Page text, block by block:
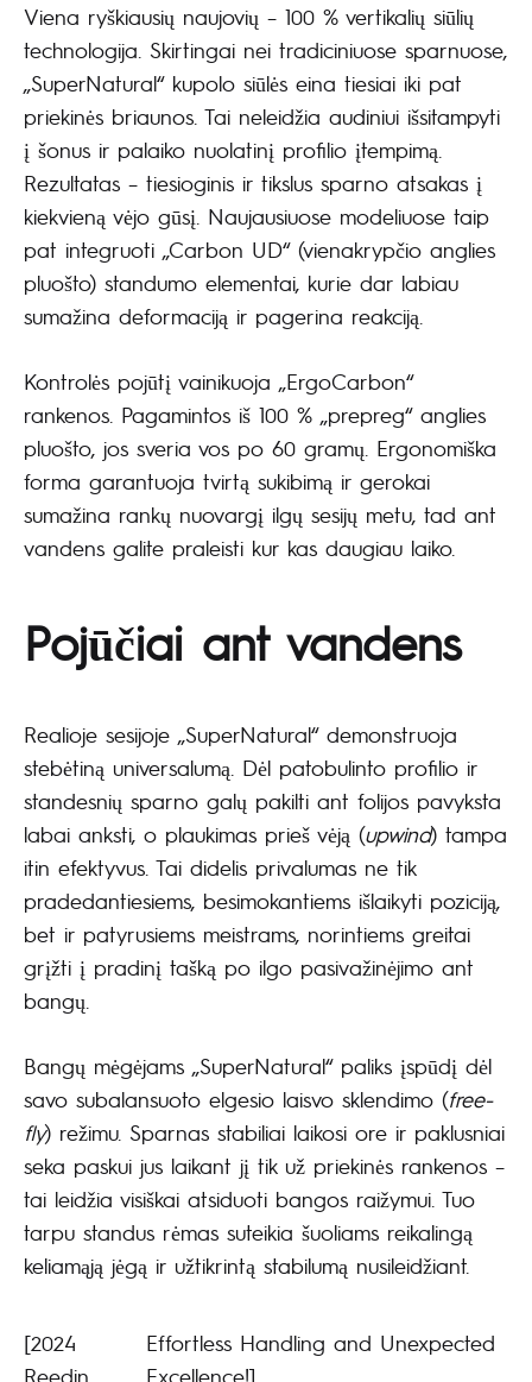
Viena ryškiausių naujovių – 100 % vertikalių siūlių
technologija. Skirtingai nei tradiciniuose sparnuose,
„SuperNatural“ kupolo siūlės eina tiesiai iki pat
priekinės briaunos. Tai neleidžia audiniui išsitampyti
į šonus ir palaiko nuolatinį profilio įtempimą.
Rezultatas – tiesioginis ir tikslus sparno atsakas į
kiekvieną vėjo gūsį. Naujausiuose modeliuose taip
pat integruoti „Carbon UD“ (vienakrypčio anglies
pluošto) standumo elementai, kurie dar labiau
sumažina deformaciją ir pagerina reakciją.
Kontrolės pojūtį vainikuoja „ErgoCarbon“
rankenos. Pagamintos iš 100 % „prepreg“ anglies
pluošto, jos sveria vos po 60 gramų. Ergonomiška
forma garantuoja tvirtą sukibimą ir gerokai
sumažina rankų nuovargį ilgų sesijų metu, tad ant
vandens galite praleisti kur kas daugiau laiko.
Pojūčiai ant vandens
Realioje sesijoje „SuperNatural“ demonstruoja
stebėtiną universalumą. Dėl patobulinto profilio ir
standesnių sparno galų pakilti ant folijos pavyksta
labai anksti, o plaukimas prieš vėją (upwind) tampa
itin efektyvus. Tai didelis privalumas ne tik
pradedantiesiems, besimokantiems išlaikyti poziciją,
bet ir patyrusiems meistrams, norintiems greitai
grįžti į pradinį tašką po ilgo pasivažinėjimo ant
bangų.
Bangų mėgėjams „SuperNatural“ paliks įspūdį dėl
savo subalansuoto elgesio laisvo sklendimo (free-
fly) režimu. Sparnas stabiliai laikosi ore ir paklusniai
seka paskui jus laikant jį tik už priekinės rankenos –
tai leidžia visiškai atsiduoti bangos raižymui. Tuo
tarpu standus rėmas suteikia šuoliams reikalingą
keliamąją jėgą ir užtikrintą stabilumą nusileidžiant.
[2024
Reedin
Effortless Handling and Unexpected
Excellence!]